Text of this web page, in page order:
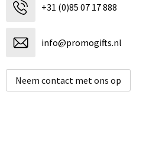
+31 (0)85 07 17 888
info@promogifts.nl
Neem contact met ons op